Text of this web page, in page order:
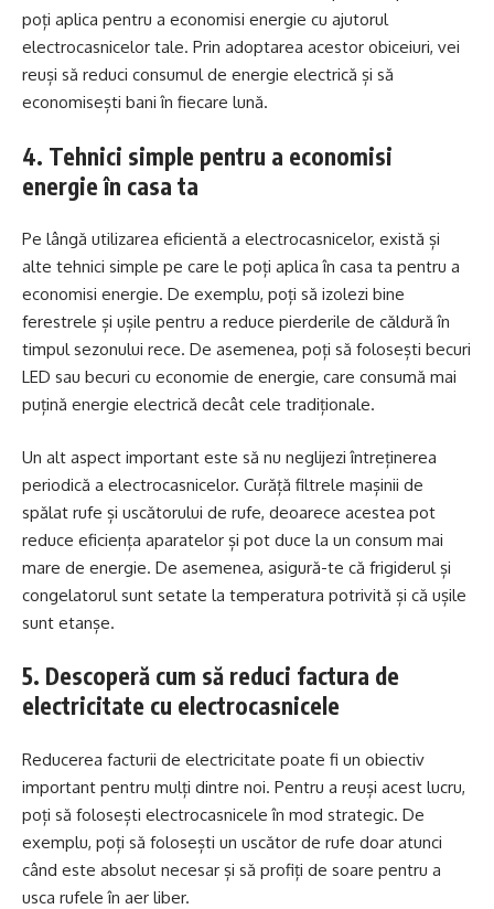
poți aplica pentru a economisi energie cu ajutorul
electrocasnicelor tale. Prin adoptarea acestor obiceiuri, vei
reuși să reduci consumul de energie electrică și să
economisești bani în fiecare lună.
4. Tehnici simple pentru a economisi
energie în casa ta
Pe lângă utilizarea eficientă a electrocasnicelor, există și
alte tehnici simple pe care le poți aplica în casa ta pentru a
economisi energie. De exemplu, poți să izolezi bine
ferestrele și ușile pentru a reduce pierderile de căldură în
timpul sezonului rece. De asemenea, poți să folosești becuri
LED sau becuri cu economie de energie, care consumă mai
puțină energie electrică decât cele tradiționale.
Un alt aspect important este să nu neglijezi întreținerea
periodică a electrocasnicelor. Curăță filtrele mașinii de
spălat rufe și uscătorului de rufe, deoarece acestea pot
reduce eficiența aparatelor și pot duce la un consum mai
mare de energie. De asemenea, asigură-te că frigiderul și
congelatorul sunt setate la temperatura potrivită și că ușile
sunt etanșe.
5. Descoperă cum să reduci factura de
electricitate cu electrocasnicele
Reducerea facturii de electricitate poate fi un obiectiv
important pentru mulți dintre noi. Pentru a reuși acest lucru,
poți să folosești electrocasnicele în mod strategic. De
exemplu, poți să folosești un uscător de rufe doar atunci
când este absolut necesar și să profiți de soare pentru a
usca rufele în aer liber.